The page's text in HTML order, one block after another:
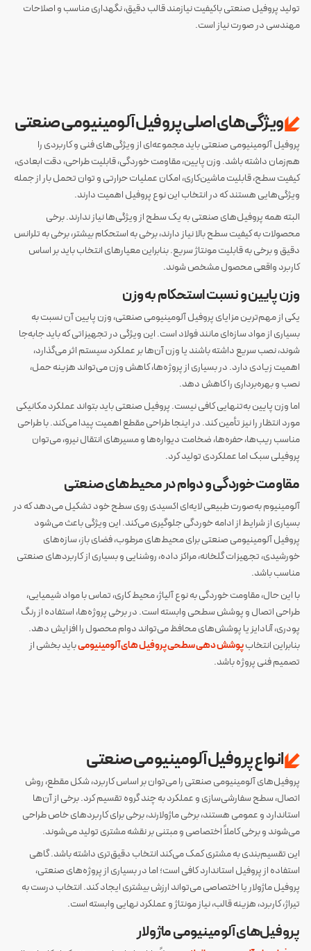
تولید پروفیل صنعتی باکیفیت نیازمند قالب دقیق، نگهداری مناسب و اصلاحات
مهندسی در صورت نیاز است.
ویژگی‌های اصلی پروفیل آلومینیومی صنعتی
پروفیل آلومینیومی صنعتی باید مجموعه‌ای از ویژگی‌های فنی و کاربردی را
هم‌زمان داشته باشد. وزن پایین، مقاومت خوردگی، قابلیت طراحی، دقت ابعادی،
کیفیت سطح، قابلیت ماشین‌کاری، امکان عملیات حرارتی و توان تحمل بار از جمله
ویژگی‌هایی هستند که در انتخاب این نوع پروفیل اهمیت دارند.
البته همه پروفیل‌های صنعتی به یک سطح از ویژگی‌ها نیاز ندارند. برخی
محصولات به کیفیت سطح بالا نیاز دارند، برخی به استحکام بیشتر، برخی به تلرانس
دقیق و برخی به قابلیت مونتاژ سریع. بنابراین معیارهای انتخاب باید بر اساس
کاربرد واقعی محصول مشخص شوند.
وزن پایین و نسبت استحکام به وزن
یکی از مهم‌ترین مزایای پروفیل آلومینیومی صنعتی، وزن پایین آن نسبت به
بسیاری از مواد سازه‌ای مانند فولاد است. این ویژگی در تجهیزاتی که باید جابه‌جا
شوند، نصب سریع داشته باشند یا وزن آن‌ها بر عملکرد سیستم اثر می‌گذارد،
اهمیت زیادی دارد. در بسیاری از پروژه‌ها، کاهش وزن می‌تواند هزینه حمل،
نصب و بهره‌برداری را کاهش دهد.
اما وزن پایین به‌تنهایی کافی نیست. پروفیل صنعتی باید بتواند عملکرد مکانیکی
مورد انتظار را نیز تأمین کند. در اینجا طراحی مقطع اهمیت پیدا می‌کند. با طراحی
مناسب ریب‌ها، حفره‌ها، ضخامت دیواره‌ها و مسیرهای انتقال نیرو، می‌توان
پروفیلی سبک اما عملکردی تولید کرد.
مقاومت خوردگی و دوام در محیط‌های صنعتی
آلومینیوم به‌صورت طبیعی لایه‌ای اکسیدی روی سطح خود تشکیل می‌دهد که در
بسیاری از شرایط از ادامه خوردگی جلوگیری می‌کند. این ویژگی باعث می‌شود
پروفیل آلومینیومی صنعتی برای محیط‌های مرطوب، فضای باز، سازه‌های
خورشیدی، تجهیزات گلخانه، مراکز داده، روشنایی و بسیاری از کاربردهای صنعتی
مناسب باشد.
با این حال، مقاومت خوردگی به نوع آلیاژ، محیط کاری، تماس با مواد شیمیایی،
طراحی اتصال و پوشش سطحی وابسته است. در برخی پروژه‌ها، استفاده از رنگ
پودری، آنادایز یا پوشش‌های محافظ می‌تواند دوام محصول را افزایش دهد.
بنابراین انتخابپوشش دهی سطحی پروفیل های آلومینیومیباید بخشی از
تصمیم فنی پروژه باشد.
انواع پروفیل آلومینیومی صنعتی
پروفیل‌های آلومینیومی صنعتی را می‌توان بر اساس کاربرد، شکل مقطع، روش
اتصال، سطح سفارشی‌سازی و عملکرد به چند گروه تقسیم کرد. برخی از آن‌ها
استاندارد و عمومی هستند، برخی ماژولارند، برخی برای کاربردهای خاص طراحی
می‌شوند و برخی کاملاً اختصاصی و مبتنی بر نقشه مشتری تولید می‌شوند.
این تقسیم‌بندی به مشتری کمک می‌کند انتخاب دقیق‌تری داشته باشد. گاهی
استفاده از پروفیل استاندارد کافی است؛ اما در بسیاری از پروژه‌های صنعتی،
پروفیل ماژولار یا اختصاصی می‌تواند ارزش بیشتری ایجاد کند. انتخاب درست به
تیراژ، کاربرد، هزینه قالب، نیاز مونتاژ و عملکرد نهایی وابسته است.
پروفیل‌های آلومینیومی ماژولار